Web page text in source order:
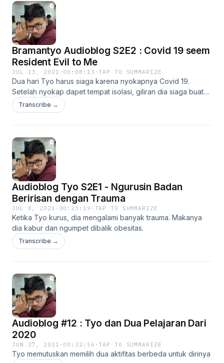
Bramantyo Audioblog S2E2 : Covid 19 seem
Resident Evil to Me
JUL 13, 2021 · 00:08:13 ·TAP TO SUMMARIZE
Dua hari Tyo harus siaga karena nyokapnya Covid 19.
Setelah nyokap dapet tempat isolasi, giliran dia siaga buat
diri sendiri karena hasil swab dari kelurahan jaraknya
seminggu.
Transcribe →
Audioblog Tyo S2E1 - Ngurusin Badan
Beririsan dengan Trauma
JUL 8, 2021 · 00:23:19 · TAP TO SUMMARIZE
Ketika Tyo kurus, dia mengalami banyak trauma. Makanya
dia kabur dan ngumpet dibalik obesitas.
Transcribe →
Audioblog #12 : Tyo dan Dua Pelajaran Dari
2020
JUN 27, 2021 · 00:32:56 ·TAP TO SUMMARIZE
Tyo memutuskan memilih dua aktifitas berbeda untuk dirinya